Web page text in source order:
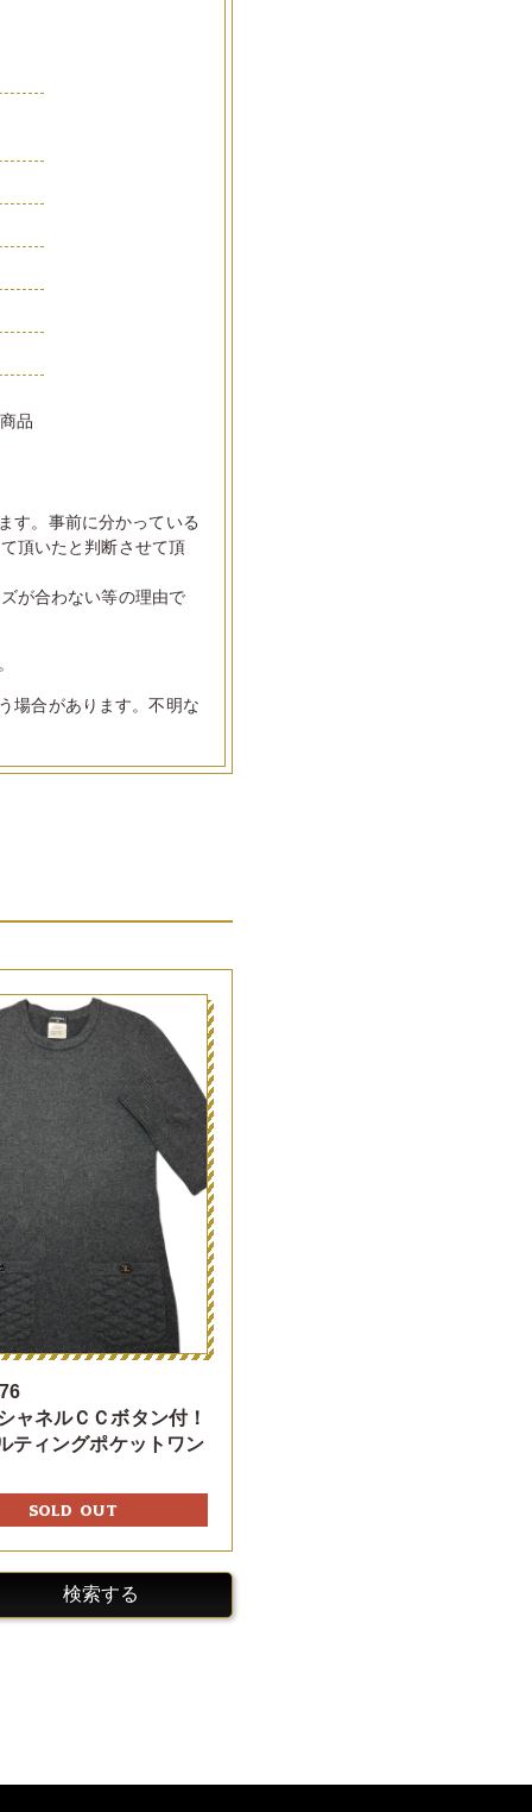
品
す。事前に分かっている
頂いたと判断させて頂
が合わない等の理由で
場合があります。不明な
ャネルＣＣボタン付！
ティングポケットワン
SOLD OUT
検索する